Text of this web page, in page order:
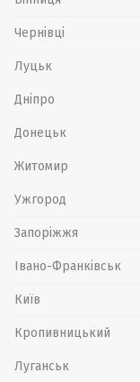
Чернівці
Луцьк
Дніпро
Донецьк
Житомир
Ужгород
Запоріжжя
Івано-Франківськ
Київ
Кропивницький
Луганськ